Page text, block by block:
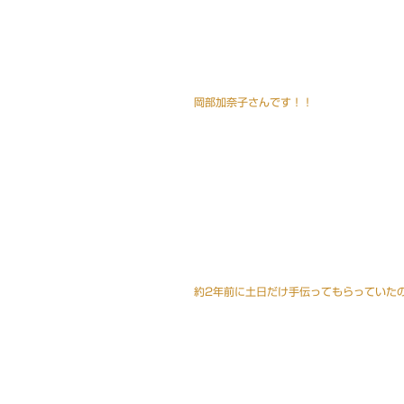
岡部加奈子さんです！！
約2年前に土日だけ手伝ってもらっていた